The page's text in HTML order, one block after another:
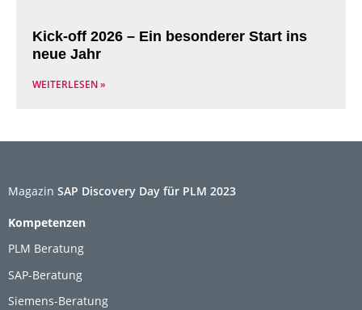
Kick-off 2026 – Ein besonderer Start ins
neue Jahr
WEITERLESEN »
Magazin SAP Discovery Day für PLM 2023
Kompetenzen
PLM Beratung
SAP-Beratung
Siemens-Beratung